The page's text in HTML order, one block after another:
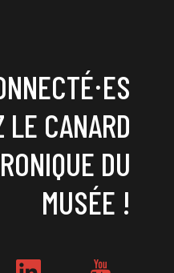
LE CANARD
DU
MUSÉE !